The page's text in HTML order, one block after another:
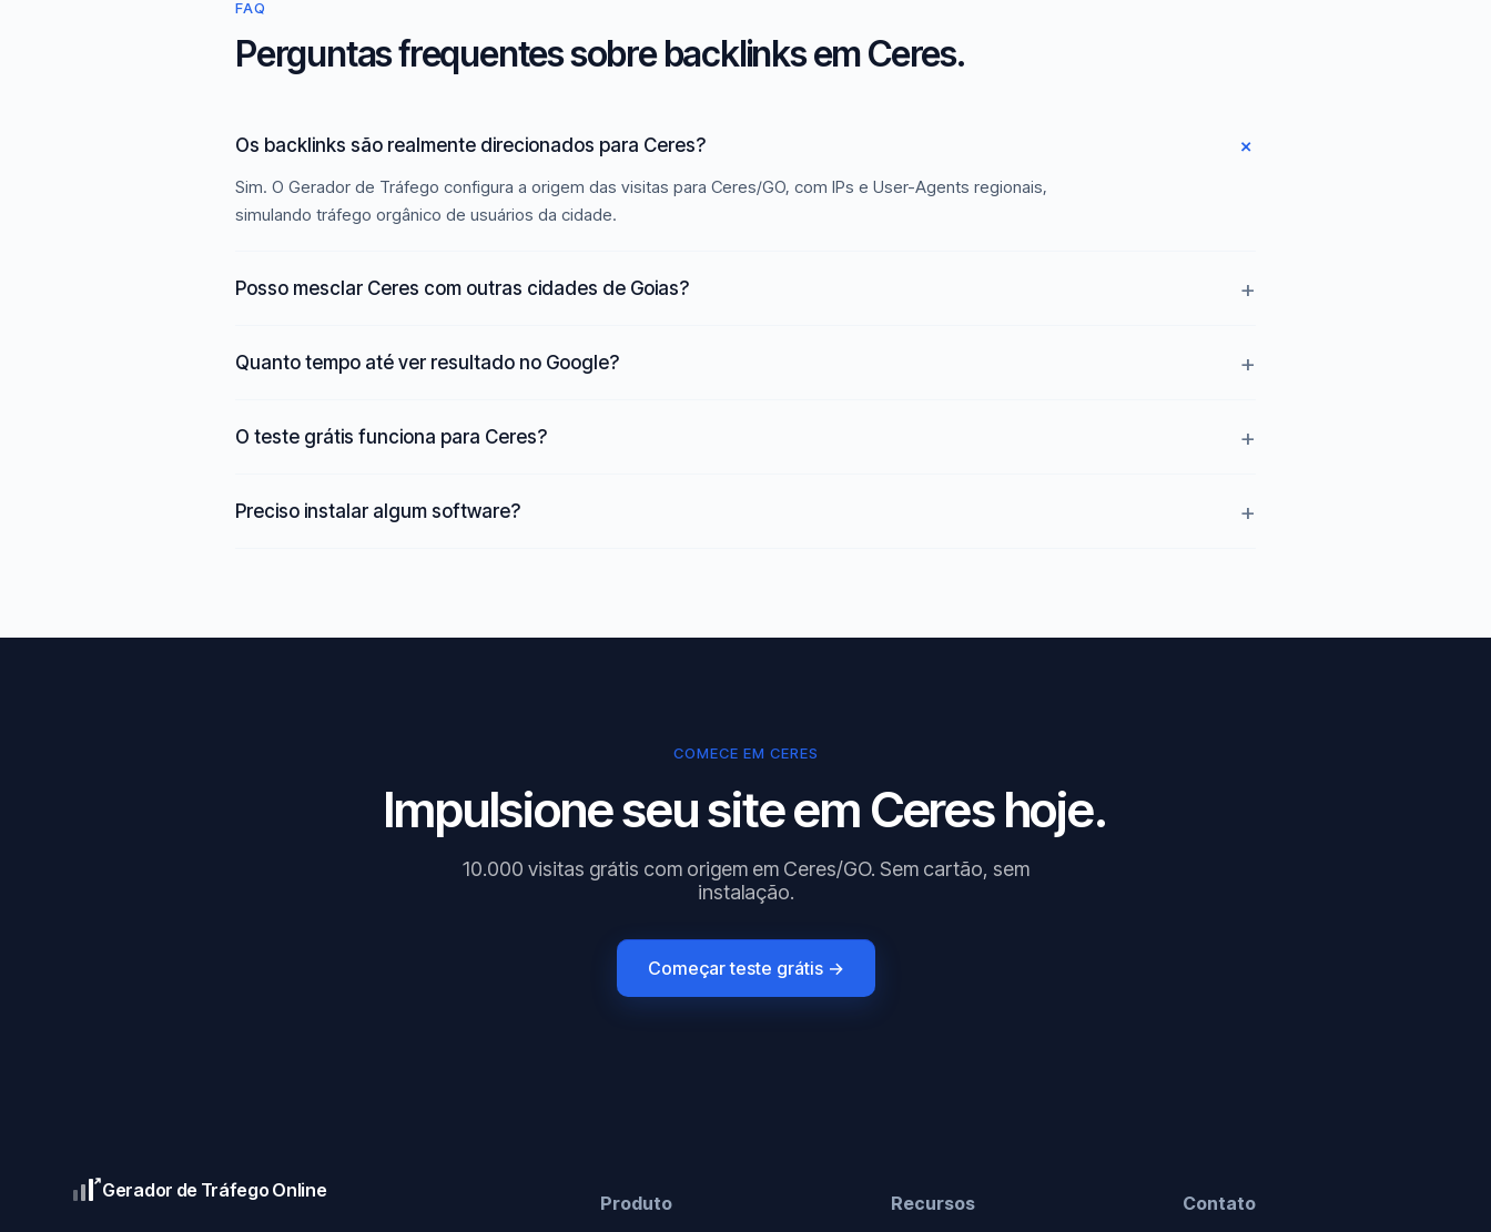
FAQ
Perguntas frequentes sobre backlinks em Ceres.
Os backlinks são realmente direcionados para Ceres?
Sim. O Gerador de Tráfego configura a origem das visitas para Ceres/GO, com IPs e User-Agents regionais,
simulando tráfego orgânico de usuários da cidade.
Posso mesclar Ceres com outras cidades de Goias?
Quanto tempo até ver resultado no Google?
O teste grátis funciona para Ceres?
Preciso instalar algum software?
COMECE EM CERES
Impulsione seu site em Ceres hoje.
10.000 visitas grátis com origem em Ceres/GO. Sem cartão, sem
instalação.
Começar teste grátis →
Gerador de Tráfego Online
Produto Recursos Contato